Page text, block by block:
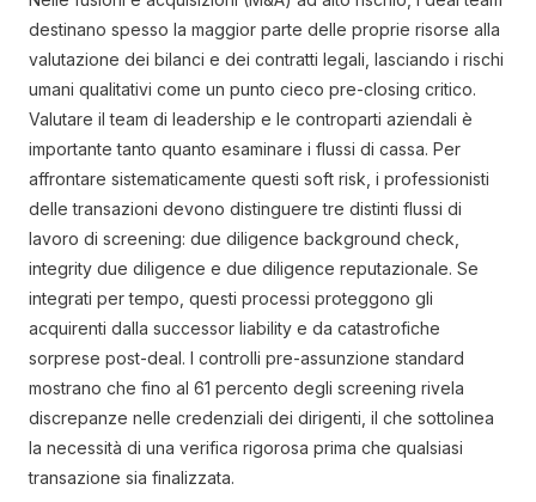
destinano spesso la maggior parte delle proprie risorse alla
valutazione dei bilanci e dei contratti legali, lasciando i rischi
umani qualitativi come un punto cieco pre-closing critico.
Valutare il team di leadership e le controparti aziendali è
importante tanto quanto esaminare i flussi di cassa. Per
affrontare sistematicamente questi soft risk, i professionisti
delle transazioni devono distinguere tre distinti flussi di
lavoro di screening: due diligence background check,
integrity due diligence e due diligence reputazionale. Se
integrati per tempo, questi processi proteggono gli
acquirenti dalla successor liability e da catastrofiche
sorprese post-deal. I controlli pre-assunzione standard
mostrano che fino al 61 percento degli screening rivela
discrepanze nelle credenziali dei dirigenti, il che sottolinea
la necessità di una verifica rigorosa prima che qualsiasi
transazione sia finalizzata.